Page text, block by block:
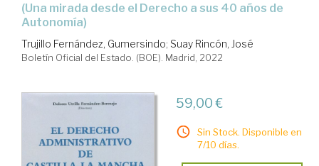
(una mirada desde el Derecho a sus 40 años de
Autonomía)
Trujillo Fernández, Gumersindo; Suay Rincón, José
Boletín Oficial del Estado. (BOE). Madrid, 2022
59,00 €
Sin Stock. Disponible en
7/10 días.